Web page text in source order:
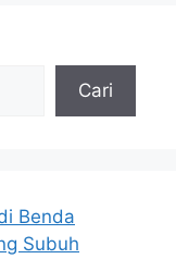
Cari
Benda
Subuh